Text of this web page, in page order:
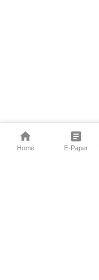
Home E-Paper